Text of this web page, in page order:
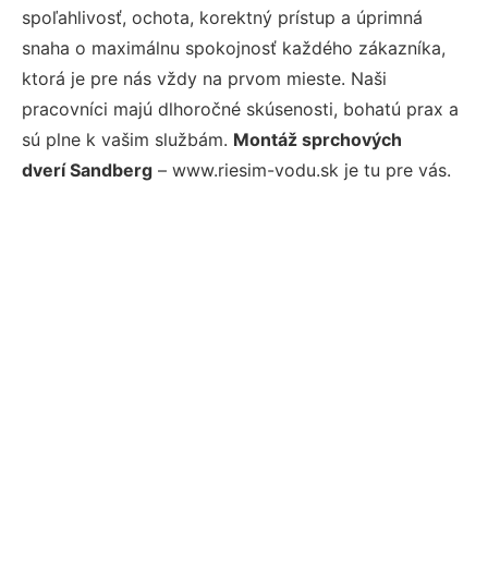
spoľahlivosť, ochota, korektný prístup a úprimná
snaha o maximálnu spokojnosť každého zákazníka,
ktorá je pre nás vždy na prvom mieste. Naši
pracovníci majú dlhoročné skúsenosti, bohatú prax a
sú plne k vašim službám. Montáž sprchových
dverí Sandberg – www.riesim-vodu.sk je tu pre vás.